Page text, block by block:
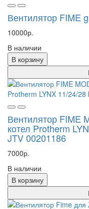
Вентилятор FIME
10000р.
В наличии
В корзину
Вентилятор FIME
котел Protherm
JTV 00201186
7000р.
В наличии
В корзину